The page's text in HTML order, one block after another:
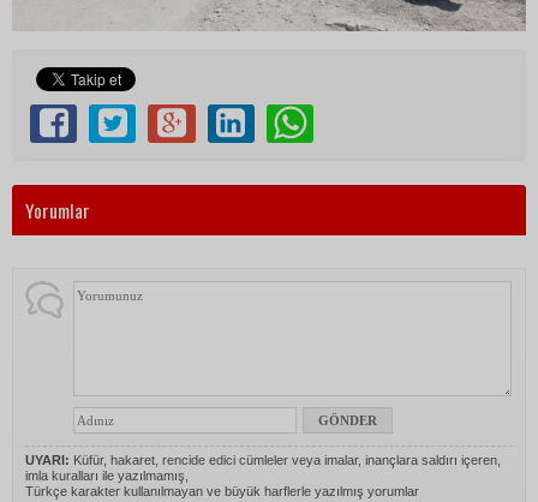
Yorumlar
UYARI: Küfür, hakaret, rencide edici cümleler veya imalar, inançlara saldırı içeren,
imla kuralları ile yazılmamış,
Türkçe karakter kullanılmayan ve büyük harflerle yazılmış yorumlar